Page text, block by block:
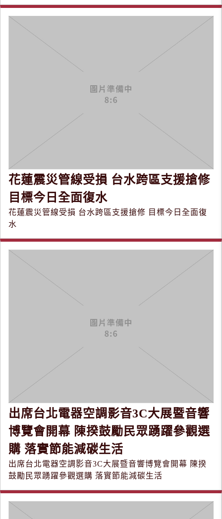
花蓮震災管線受損 台水跨區支援搶修
目標今日全面復水
花蓮震災管線受損 台水跨區支援搶修 目標今日全面復
水
出席台北電器空調影音3C大展暨音響
博覽會開幕 陳揆鼓勵民眾踴躍參觀選
購 落實節能減碳生活
出席台北電器空調影音3C大展暨音響博覽會開幕 陳揆
鼓勵民眾踴躍參觀選購 落實節能減碳生活